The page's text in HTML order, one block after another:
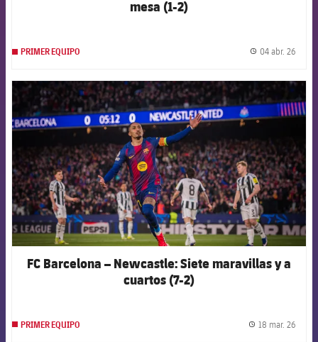
mesa (1-2)
PRIMER EQUIPO 04 abr. 26
FCB Barcelona badge
FC Barcelona – Newcastle: Siete maravillas y a
cuartos (7-2)
PRIMER EQUIPO 18 mar. 26